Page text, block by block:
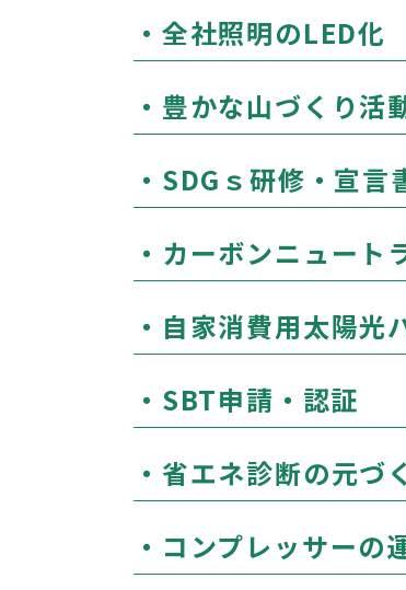
・全社照明のLED化
・豊かな山づくり活
・SDGｓ研修・宣言
・カーボンニュート
・自家消費用太陽光
・SBT申請・認証
・省エネ診断の元づ
・コンプレッサーの